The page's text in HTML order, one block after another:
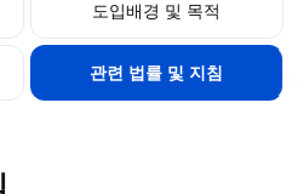
도입배경 및 목적
관련 법률 및 지침